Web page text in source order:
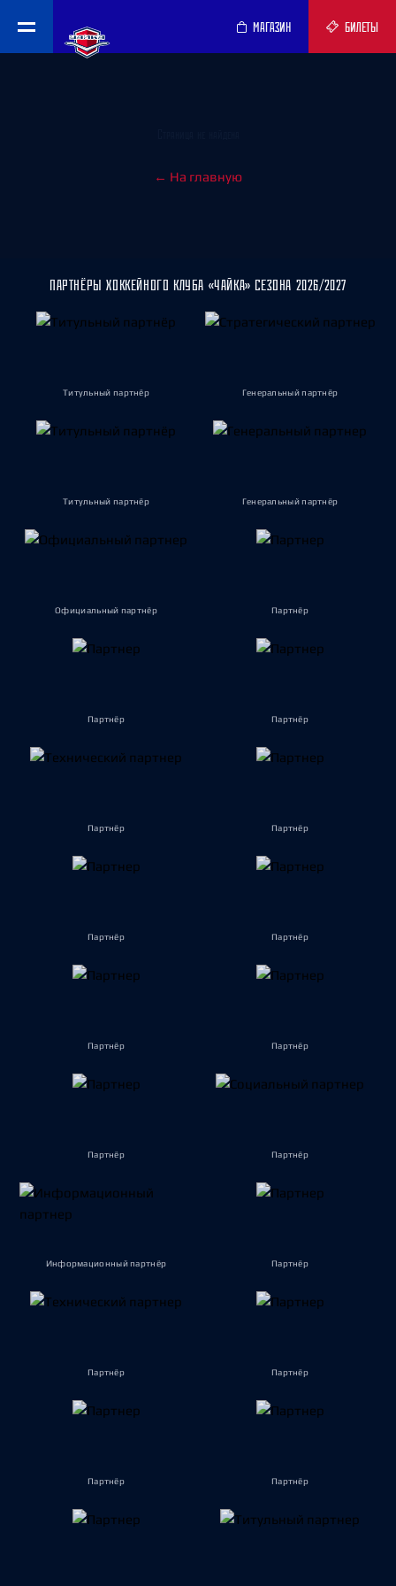
МАГАЗИН БИЛЕТЫ
← На главную
ПАРТНЁРЫ ХОККЕЙНОГО КЛУБА «ЧАЙКА» СЕЗОНА 2026/2027
Титульный партнёр Генеральный партнёр
Титульный партнёр Генеральный партнёр
Официальный партнёр Партнёр
Партнёр Партнёр
Партнёр Партнёр
Партнёр Партнёр
Партнёр Партнёр
Партнёр Партнёр
Информационный партнёр Партнёр
Партнёр Партнёр
Партнёр Партнёр